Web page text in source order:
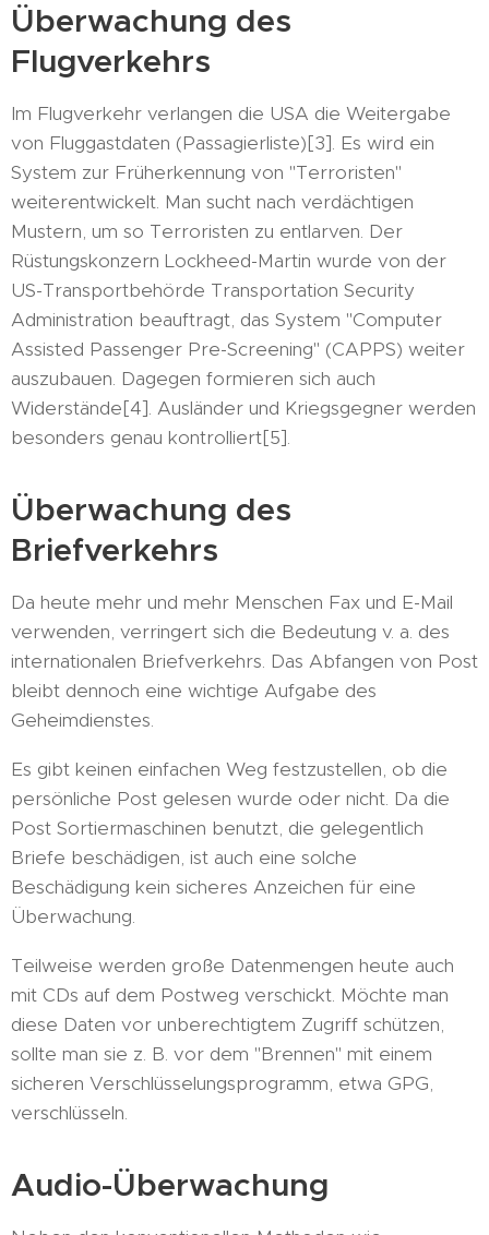
Überwachung des
Flugverkehrs
Im Flugverkehr verlangen die USA die Weitergabe
von Fluggastdaten (Passagierliste)[3]. Es wird ein
System zur Früherkennung von "Terroristen"
weiterentwickelt. Man sucht nach verdächtigen
Mustern, um so Terroristen zu entlarven. Der
Rüstungskonzern Lockheed-Martin wurde von der
US-Transportbehörde Transportation Security
Administration beauftragt, das System "Computer
Assisted Passenger Pre-Screening" (CAPPS) weiter
auszubauen. Dagegen formieren sich auch
Widerstände[4]. Ausländer und Kriegsgegner werden
besonders genau kontrolliert[5].
Überwachung des
Briefverkehrs
Da heute mehr und mehr Menschen Fax und E-Mail
verwenden, verringert sich die Bedeutung v. a. des
internationalen Briefverkehrs. Das Abfangen von Post
bleibt dennoch eine wichtige Aufgabe des
Geheimdienstes.
Es gibt keinen einfachen Weg festzustellen, ob die
persönliche Post gelesen wurde oder nicht. Da die
Post Sortiermaschinen benutzt, die gelegentlich
Briefe beschädigen, ist auch eine solche
Beschädigung kein sicheres Anzeichen für eine
Überwachung.
Teilweise werden große Datenmengen heute auch
mit CDs auf dem Postweg verschickt. Möchte man
diese Daten vor unberechtigtem Zugriff schützen,
sollte man sie z. B. vor dem "Brennen" mit einem
sicheren Verschlüsselungsprogramm, etwa GPG,
verschlüsseln.
Audio-Überwachung